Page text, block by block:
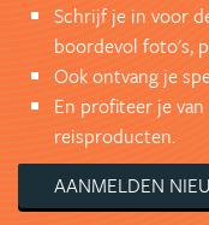
Schrijf je in voor
boordevol foto's,
Ook ontvang je
En profiteer je
reisproducten.
AANMELDEN